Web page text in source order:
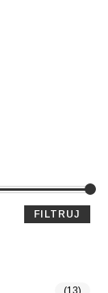
FILTRUJ
(13)